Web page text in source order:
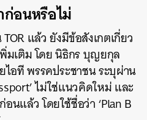
ก่อนหรือไม่
แล้ว ยังมีข้อสังเกตเกี่ยว
มเติม โดย นิธิกร บุญยกุล
ไอที พรรคประชาชน ระบุผ่าน
ไม่ใช่แนวคิดใหม่ และ
นแล้ว โดยใช้ชื่อว่า ‘Plan B